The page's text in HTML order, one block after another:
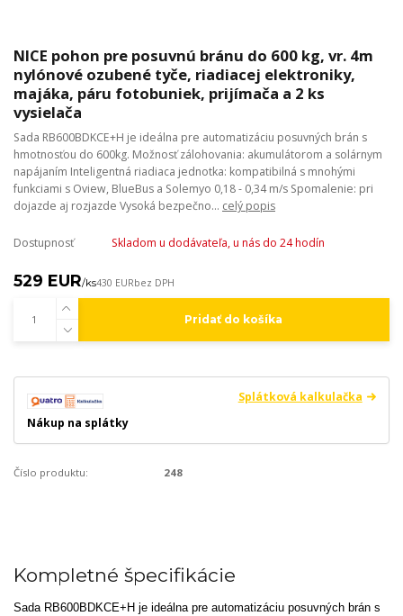
NICE pohon pre posuvnú bránu do 600 kg, vr. 4m
nylónové ozubené tyče, riadiacej elektroniky,
majáka, páru fotobuniek, prijímača a 2 ks
vysielača
Sada RB600BDKCE+H je ideálna pre automatizáciu posuvných brán s
hmotnosťou do 600kg. Možnosť zálohovania: akumulátorom a solárnym
napájaním Inteligentná riadiaca jednotka: kompatibilná s mnohými
funkciami s Oview, BlueBus a Solemyo 0,18 - 0,34 m/s Spomalenie: pri
dojazde aj rozjazde Vysoká bezpečno... celý popis
Dostupnosť Skladom u dodávateľa, u nás do 24 hodín
529 EUR/ks430 EURbez DPH
Pridať do košíka
Splátková kalkulačka
Nákup na splátky
Číslo produktu: 248
Kompletné špecifikácie
Sada RB600BDKCE+H je ideálna pre automatizáciu posuvných brán s